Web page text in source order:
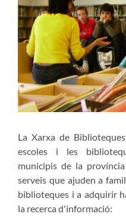
La Xarxa de
escoles i les
municipis de la
serveis que ajuden a
biblioteques i a adquirir
la recerca d'informació: